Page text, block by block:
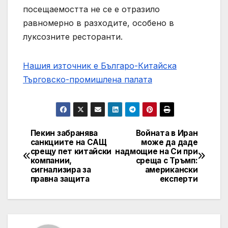
посещаемостта не се е отразило
равномерно в разходите, особено в
луксозните ресторанти.
Нашия източник е Българо-Китайска
Търговско-промишлена палaта
Post
navigation
Войната в Иран
може да даде
надмощие на Си при
среща с Тръмп:
американски
експерти
Пекин забранява
санкциите на САЩ
срещу пет китайски
компании,
сигнализира за
правна защита